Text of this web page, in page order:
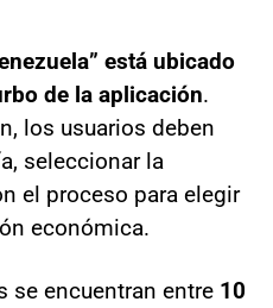
está ubicado
de la aplicación.
los usuarios deben
seleccionar la
el proceso para elegir
económica.
se encuentran entre 10